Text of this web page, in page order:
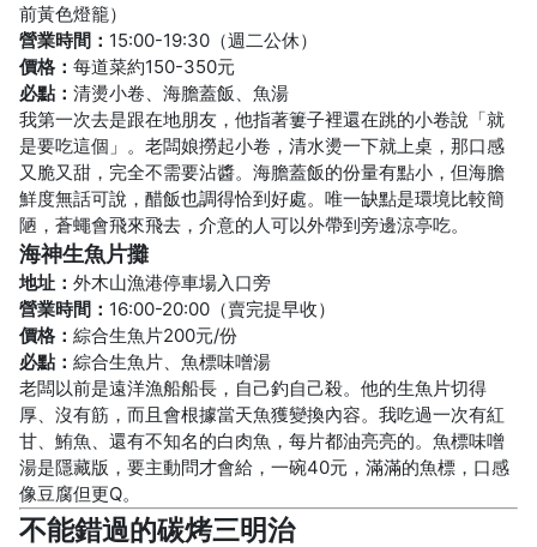
前黃色燈籠）
營業時間： 15:00-19:30（週二公休）
價格： 每道菜約150-350元
必點： 清燙小卷、海膽蓋飯、魚湯
我第一次去是跟在地朋友，他指著簍子裡還在跳的小卷說「就
是要吃這個」。老闆娘撈起小卷，清水燙一下就上桌，那口感
又脆又甜，完全不需要沾醬。海膽蓋飯的份量有點小，但海膽
鮮度無話可說，醋飯也調得恰到好處。唯一缺點是環境比較簡
陋，蒼蠅會飛來飛去，介意的人可以外帶到旁邊涼亭吃。
海神生魚片攤
地址： 外木山漁港停車場入口旁
營業時間： 16:00-20:00（賣完提早收）
價格： 綜合生魚片200元/份
必點： 綜合生魚片、魚標味噌湯
老闆以前是遠洋漁船船長，自己釣自己殺。他的生魚片切得
厚、沒有筋，而且會根據當天魚獲變換內容。我吃過一次有紅
甘、鮪魚、還有不知名的白肉魚，每片都油亮亮的。魚標味噌
湯是隱藏版，要主動問才會給，一碗40元，滿滿的魚標，口感
像豆腐但更Q。
不能錯過的碳烤三明治